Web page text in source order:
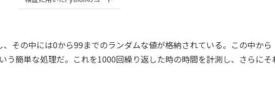
その中には0から99までのランダムな値が格納されている。この中から
う簡単な処理だ。これを1000回繰り返した時の時間を計測し、さらにそ